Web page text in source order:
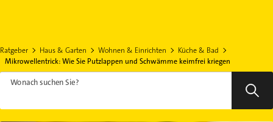
Ratgeber Haus & Garten Wohnen & Einrichten
Küche & Bad
Mikrowellentrick: Wie Sie Putzlappen und Schwämme keimfrei kriegen
Wonach suchen Sie?